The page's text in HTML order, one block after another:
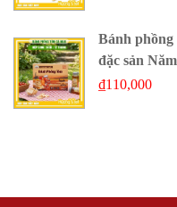
Bánh phồng
đặc sản
₫110,000